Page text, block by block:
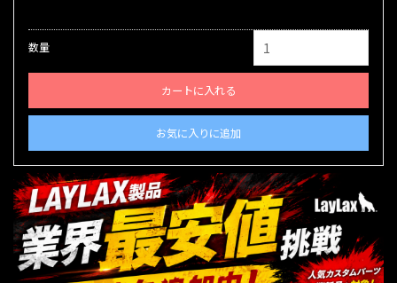
数量
カートに入れる
お気に入りに追加